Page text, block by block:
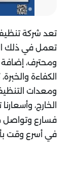
تعد شركة
تعمل في ذلك
ومحترف،
الكفاءة
ومعدات
الخارج،
فسارع
في أسرع وقت